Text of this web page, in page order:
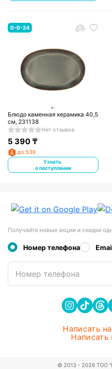
0-0-24
Блюдо каменная керамика 40,5
см, 231138
Нет отзывов
5 390₸
до 539
Узнать
о поступлении
Получайте новые акции и скидки
Номер телефона
Номер телефона
Написать
Написать
© 2013 - 2026 ТОО